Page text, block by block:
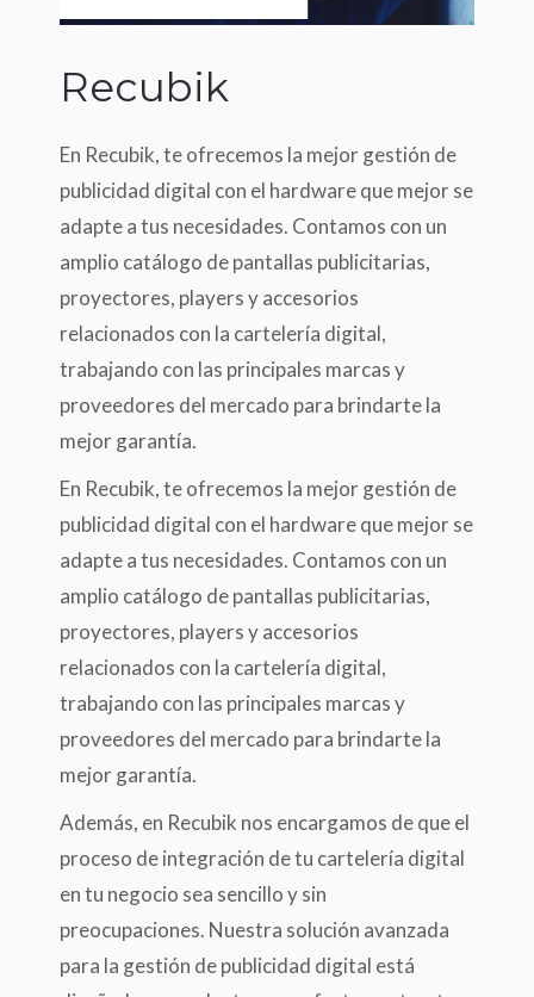
Recubik
En Recubik, te ofrecemos la mejor gestión de
publicidad digital con el hardware que mejor se
adapte a tus necesidades. Contamos con un
amplio catálogo de pantallas publicitarias,
proyectores, players y accesorios
relacionados con la cartelería digital,
trabajando con las principales marcas y
proveedores del mercado para brindarte la
mejor garantía.
En Recubik, te ofrecemos la mejor gestión de
publicidad digital con el hardware que mejor se
adapte a tus necesidades. Contamos con un
amplio catálogo de pantallas publicitarias,
proyectores, players y accesorios
relacionados con la cartelería digital,
trabajando con las principales marcas y
proveedores del mercado para brindarte la
mejor garantía.
Además, en Recubik nos encargamos de que el
proceso de integración de tu cartelería digital
en tu negocio sea sencillo y sin
preocupaciones. Nuestra solución avanzada
para la gestión de publicidad digital está